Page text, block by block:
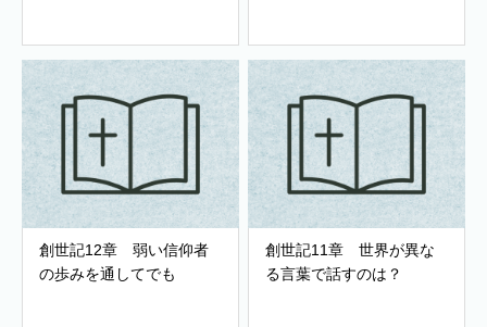
創世記12章 弱い信仰者
の歩みを通してでも
創世記11章 世界が異な
る言葉で話すのは？